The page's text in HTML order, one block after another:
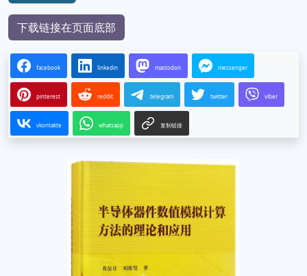
下载链接在页面底部
facebook linkedin mastodon messenger
pinterest reddit telegram twitter viber
vkontakte whatsapp 复制链接